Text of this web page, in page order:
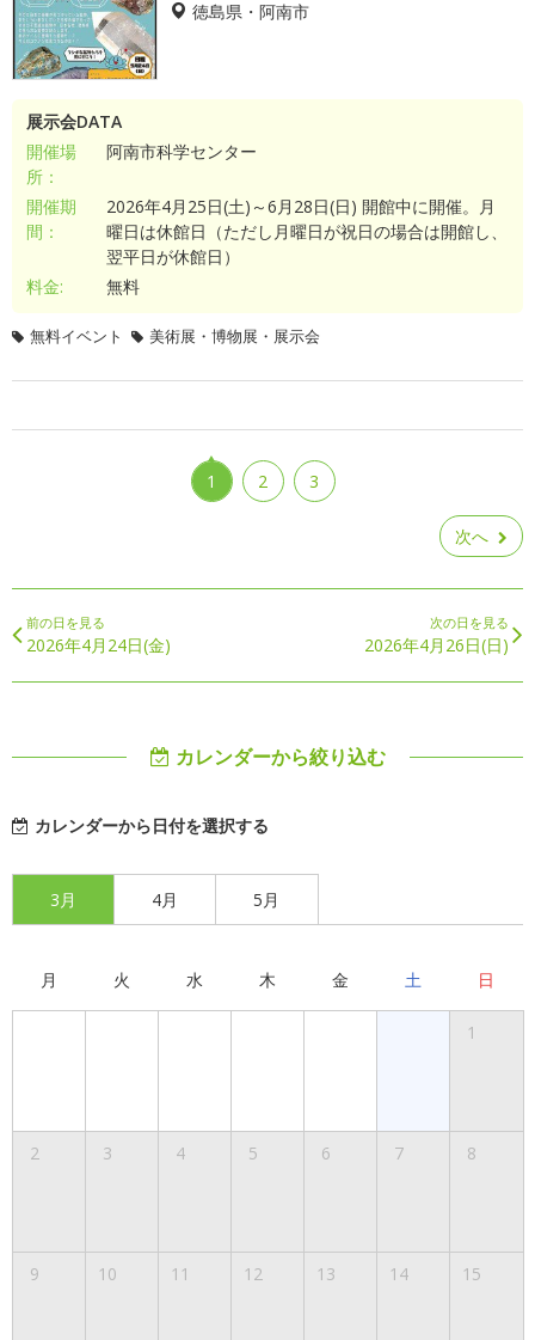
徳島県・阿南市
展示会DATA
開催場
所：
阿南市科学センター
開催期
間：
2026年4月25日(土)～6月28日(日) 開館中に開催。月
曜日は休館日（ただし月曜日が祝日の場合は開館し、
翌平日が休館日）
料金:
無料
無料イベント 美術展・博物展・展示会
1 2 3
次へ
前の日を見る
2026年4月24日(金)
次の日を見る
2026年4月26日(日)
カレンダーから絞り込む
カレンダーから日付を選択する
3月 4月 5月
月 火 水 木 金 土 日
1
2 3 4 5 6 7 8
9 10 11 12 13 14 15